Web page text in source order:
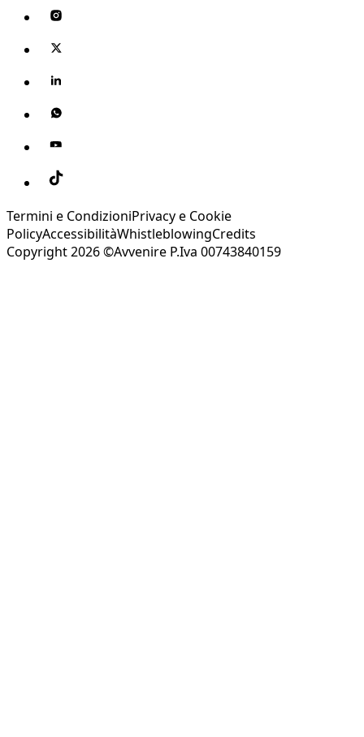
Termini e CondizioniPrivacy e Cookie
PolicyAccessibilitàWhistleblowingCredits
Copyright 2026 ©Avvenire P.Iva 00743840159